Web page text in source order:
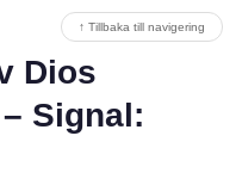
↑ Tillbaka till navigering
Dios
Signal: